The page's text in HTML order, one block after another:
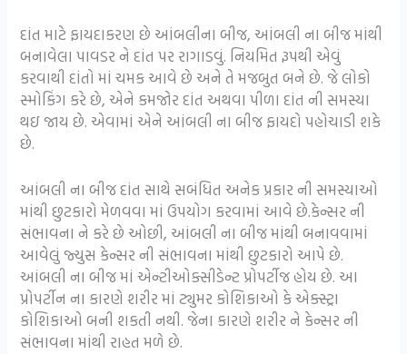
દાંત માટે ફાયદાકરણ છે આંબલીના બીજ, આંબલી ના બીજ માંથી
બનાવેલા પાવડર ને દાંત પર રાગાડવું. નિયમિત રૂપથી એવું
કરવાથી દાંતો માં ચમક આવે છે અને તે મજબુત બને છે. જે લોકો
સ્મોકિંગ કરે છે, એને કમજોર દાંત અથવા પીળા દાંત ની સમસ્યા
થઇ જાય છે. એવામાં એને આંબલી ના બીજ ફાયદો પહોચાડી શકે
છે.
આંબલી ના બીજ દાંત સાથે સબંધિત અનેક પ્રકાર ની સમસ્યાઓ
માંથી છુટકારો મેળવવા માં ઉપયોગ કરવામાં આવે છે.કેન્સર ની
સંભાવના ને કરે છે ઓછી, આંબલી ના બીજ માંથી બનાવવામાં
આવેલું જ્યુસ કેન્સર ની સંભાવના માંથી છુટકારો આપે છે.
આંબલી ના બીજ માં એન્ટીઓક્સીડેન્ટ પ્રોપર્ટીજ હોય છે. આ
પ્રોપર્ટીન ના કારણે શરીર માં ટ્યુમર કોશિકાઓ કે એક્સ્ટ્રા
કોશિકાઓ બની શકતી નથી. જેના કારણે શરીર ને કેન્સર ની
સંભાવના માંથી રાહત મળે છે.